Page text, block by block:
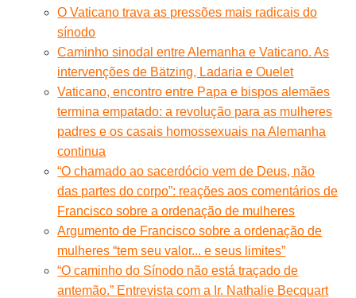
O Vaticano trava as pressões mais radicais do
sínodo
Caminho sinodal entre Alemanha e Vaticano. As
intervenções de Bätzing, Ladaria e Ouelet
Vaticano, encontro entre Papa e bispos alemães
termina empatado: a revolução para as mulheres
padres e os casais homossexuais na Alemanha
continua
“O chamado ao sacerdócio vem de Deus, não
das partes do corpo”: reações aos comentários de
Francisco sobre a ordenação de mulheres
Argumento de Francisco sobre a ordenação de
mulheres “tem seu valor... e seus limites”
“O caminho do Sínodo não está traçado de
antemão.” Entrevista com a Ir. Nathalie Becquart